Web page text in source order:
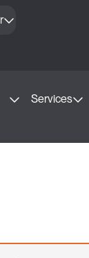
Services